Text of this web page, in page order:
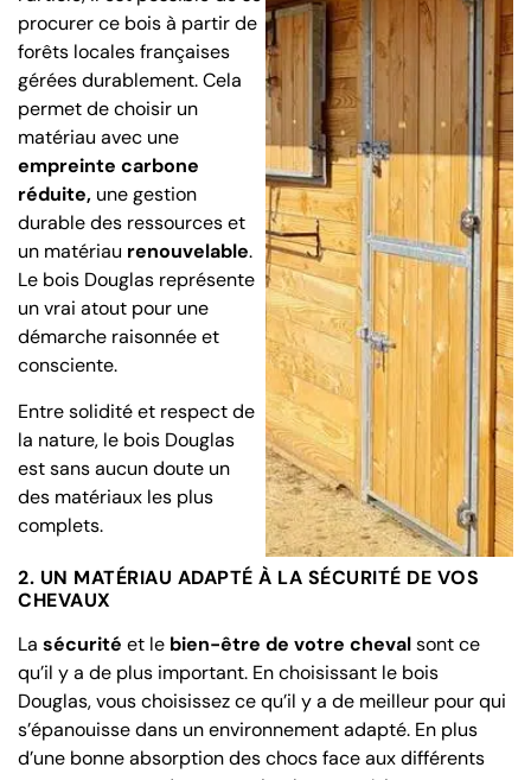
procurer ce bois à partir de
forêts locales françaises
gérées durablement. Cela
permet de choisir un
matériau avec une
empreinte carbone
réduite, une gestion
durable des ressources et
un matériau renouvelable.
Le bois Douglas représente
un vrai atout pour une
démarche raisonnée et
consciente.
Entre solidité et respect de
la nature, le bois Douglas
est sans aucun doute un
des matériaux les plus
complets.
2. UN MATÉRIAU ADAPTÉ À LA SÉCURITÉ DE VOS
CHEVAUX
La sécurité et le bien-être de votre chevalsont ce
qu’il y a de plus important. En choisissant le bois
Douglas, vous choisissez ce qu’il y a de meilleur pour qui
s’épanouisse dans un environnement adapté. En plus
d’une bonne absorption des chocs face aux différents